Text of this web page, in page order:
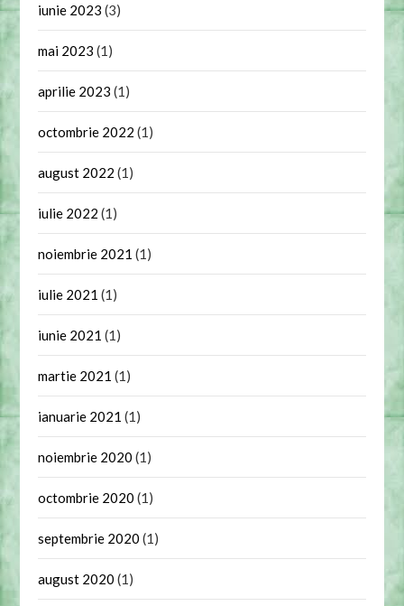
iunie 2023 (3)
mai 2023 (1)
aprilie 2023 (1)
octombrie 2022 (1)
august 2022 (1)
iulie 2022 (1)
noiembrie 2021 (1)
iulie 2021 (1)
iunie 2021 (1)
martie 2021 (1)
ianuarie 2021 (1)
noiembrie 2020 (1)
octombrie 2020 (1)
septembrie 2020 (1)
august 2020 (1)